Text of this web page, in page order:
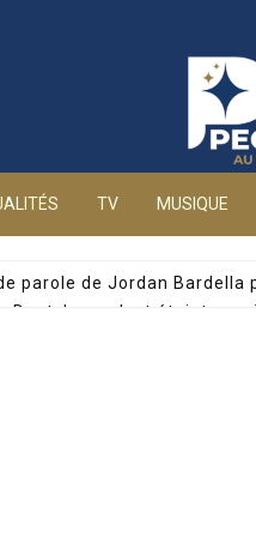
People au
TV MUSIQUE
parole de Jordan
Dontcheva s’est éteinte